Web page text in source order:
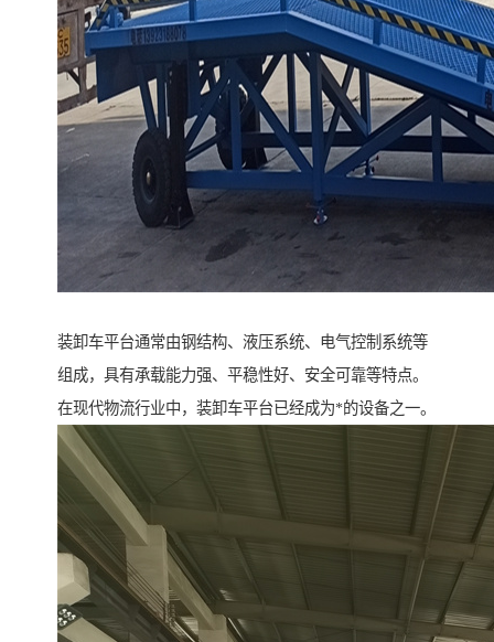
装卸车平台通常由钢结构、液压系统、电气控制系统等
组成，具有承载能力强、平稳性好、安全可靠等特点。
在现代物流行业中，装卸车平台已经成为*的设备之一。